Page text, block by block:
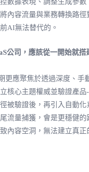
數據表現、調整生成參
內容流量與業務轉換路
AI無法替代的。
公司，應該從一開始就
更應聚焦於透過深度、手
核心主題權威並驗證產
被驗證後，再引入自動
流量捕獲，會是更穩健
內容空洞，無法建立真正